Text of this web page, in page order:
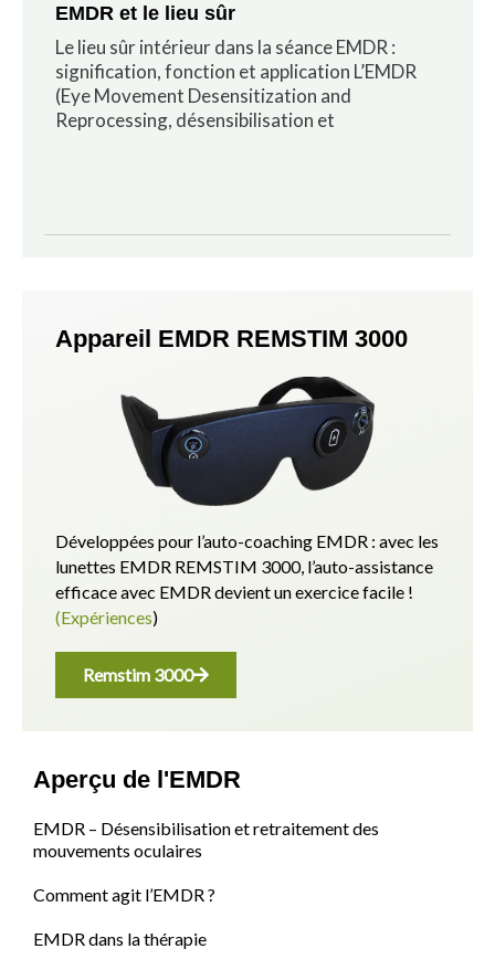
EMDR et le lieu sûr
Le lieu sûr intérieur dans la séance EMDR :
signification, fonction et application L’EMDR
(Eye Movement Desensitization and
Reprocessing, désensibilisation et
Appareil EMDR REMSTIM 3000
Développées pour l’auto-coaching EMDR : avec les
lunettes EMDR REMSTIM 3000, l’auto-assistance
efficace avec EMDR devient un exercice facile !
(Expériences)
Remstim 3000
Aperçu de l'EMDR
EMDR – Désensibilisation et retraitement des
mouvements oculaires
Comment agit l’EMDR ?
EMDR dans la thérapie